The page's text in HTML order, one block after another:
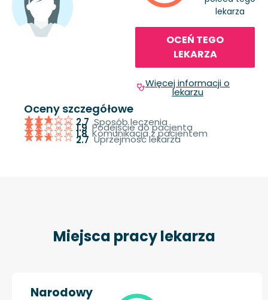
lekarza
OCEŃ TEGO
LEKARZA
Więcej informacji o
lekarzu
Oceny szczegółowe
2.7 Sposób leczenia
1.9 Podejście do pacjenta
1.8 Komunikacja z pacjentem
2.7 Uprzejmość lekarza
Miejsca pracy lekarza
Narodowy